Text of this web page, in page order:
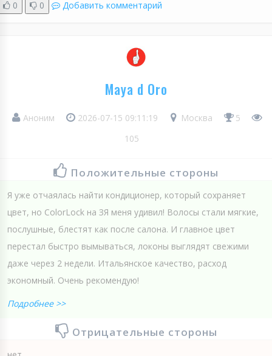
0 0 Добавить комментарий
Maya d Oro
Аноним 2026-07-15 09:11:19 Москва
5
105
Положительные стороны
Я уже отчаялась найти кондиционер, который сохраняет
цвет, но ColorLoсk на ЗЯ меня удивил! Волосы стали мягкие,
послушные, блестят как после салона. И главное цвет
перестал быстро вымываться, локоны выглядят свежими
даже через 2 недели. Итальянское качество, расход
экономный. Очень рекомендую!
Подробнее >>
Отрицательные стороны